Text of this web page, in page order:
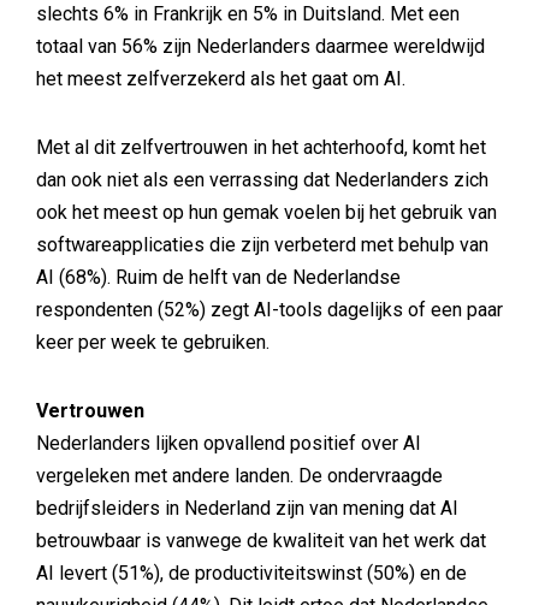
slechts 6% in Frankrijk en 5% in Duitsland. Met een
totaal van 56% zijn Nederlanders daarmee wereldwijd
het meest zelfverzekerd als het gaat om AI.
Met al dit zelfvertrouwen in het achterhoofd, komt het
dan ook niet als een verrassing dat Nederlanders zich
ook het meest op hun gemak voelen bij het gebruik van
softwareapplicaties die zijn verbeterd met behulp van
AI (68%). Ruim de helft van de Nederlandse
respondenten (52%) zegt AI-tools dagelijks of een paar
keer per week te gebruiken.
Vertrouwen
Nederlanders lijken opvallend positief over AI
vergeleken met andere landen. De ondervraagde
bedrijfsleiders in Nederland zijn van mening dat AI
betrouwbaar is vanwege de kwaliteit van het werk dat
AI levert (51%), de productiviteitswinst (50%) en de